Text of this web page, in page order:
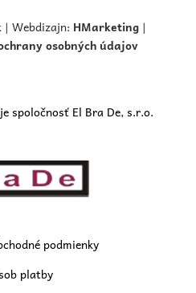
| Webdizajn: HMarketing |
osobných údajov
spoločnosť El Bra De, s.r.o.
podmienky
platby